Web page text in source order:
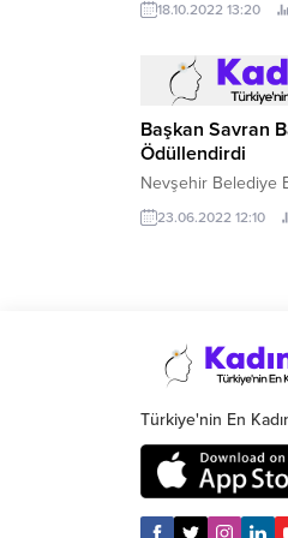
yer aldı.
18.10.2022 13:20
Başkan Savran
Ödüllendirdi
Nevşehir Belediye
23.06.2022 12:10
Türkiye'nin En